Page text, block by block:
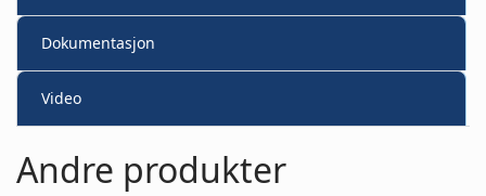
Dokumentasjon
Video
Andre produkter